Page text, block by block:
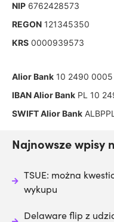
NIP 6762428573
REGON 121345350
KRS 0000939573
Alior Bank 10 2490
IBAN Alior Bank PL 10
SWIFT Alior Bank
Najnowsze wpisy
TSUE: można
wykupu
Delaware flip z